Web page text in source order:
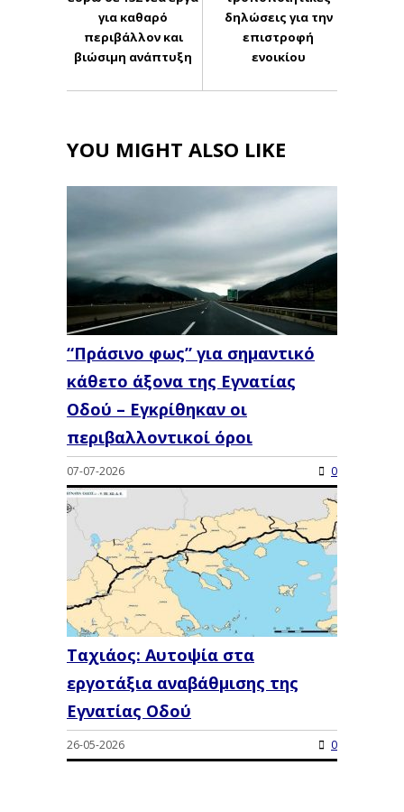
για καθαρό
περιβάλλον και
βιώσιμη ανάπτυξη
δηλώσεις για την
επιστροφή
ενοικίου
YOU MIGHT ALSO LIKE
“Πράσινο φως” για σημαντικό
κάθετο άξονα της Εγνατίας
Οδού – Εγκρίθηκαν οι
περιβαλλοντικοί όροι
07-07-2026 0
Ταχιάος: Αυτοψία στα
εργοτάξια αναβάθμισης της
Εγνατίας Οδού
26-05-2026 0